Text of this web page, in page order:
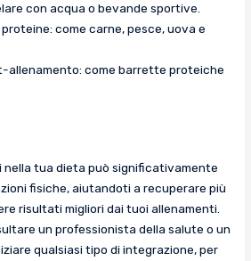
con acqua o bevande sportive.
come carne, pesce, uova e
allenamento: come barrette proteiche
nella tua dieta può significativamente
fisiche, aiutandoti a recuperare più
risultati migliori dai tuoi allenamenti.
un professionista della salute o un
qualsiasi tipo di integrazione, per